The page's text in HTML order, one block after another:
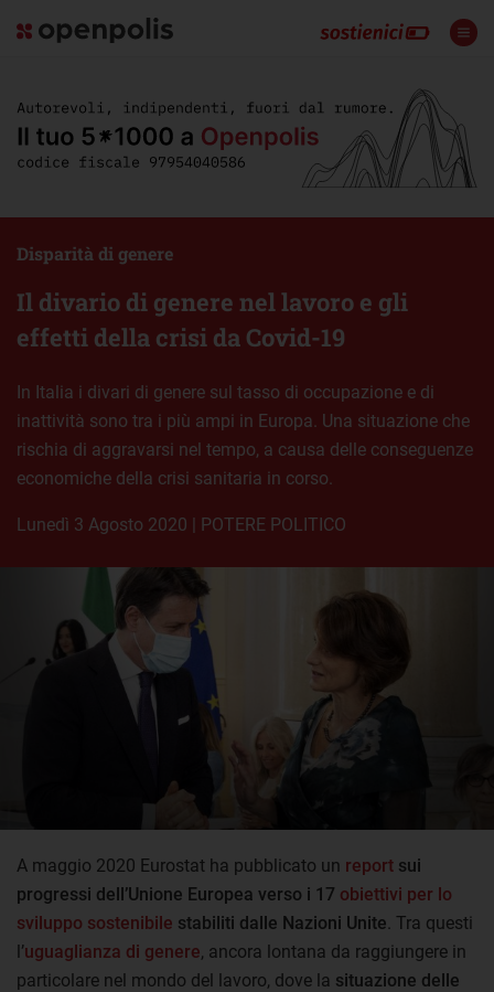
Il divario di genere nel lavoro e gli
effetti della crisi da Covid-19
Disparità di genere
In Italia i divari di genere sul tasso di occupazione e di
inattività sono tra i più ampi in Europa. Una situazione che
rischia di aggravarsi nel tempo, a causa delle conseguenze
economiche della crisi sanitaria in corso.
lunedì 3 Agosto 2020 | POTERE POLITICO
A maggio 2020 Eurostat ha pubblicato un report sui
progressi dell’Unione Europea verso i 17 obiettivi per lo
sviluppo sostenibile stabiliti dalle Nazioni Unite . Tra questi
l’uguaglianza di genere, ancora lontana da raggiungere in
particolare nel mondo del lavoro, dove la situazione delle